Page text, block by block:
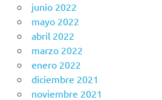
junio 2022
mayo 2022
abril 2022
marzo 2022
enero 2022
diciembre 2021
noviembre 2021